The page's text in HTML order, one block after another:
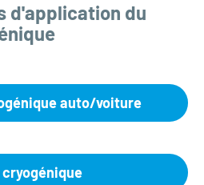
d'application du
auto/voiture
cryogénique